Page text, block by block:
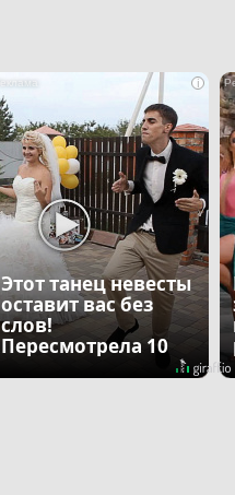
i
Этот танец невесты
оставит вас без
слов!
Пересмотрела 10